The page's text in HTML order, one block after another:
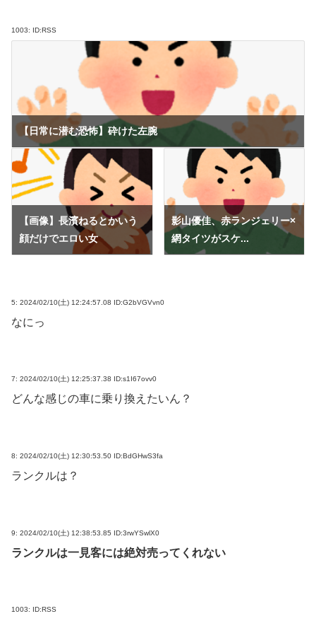
1003: ID:RSS
【日常に潜む恐怖】砕けた左腕
【画像】長濱ねるとかいう
顔だけでエロい女
影山優佳、赤ランジェリー×
網タイツがスケ...
5: 2024/02/10(土) 12:24:57.08 ID:G2bVGVvn0
なにっ
7: 2024/02/10(土) 12:25:37.38 ID:s1I67ovv0
どんな感じの車に乗り換えたいん？
8: 2024/02/10(土) 12:30:53.50 ID:BdGHwS3fa
ランクルは？
9: 2024/02/10(土) 12:38:53.85 ID:3rwYSwlX0
ランクルは一見客には絶対売ってくれない
1003: ID:RSS